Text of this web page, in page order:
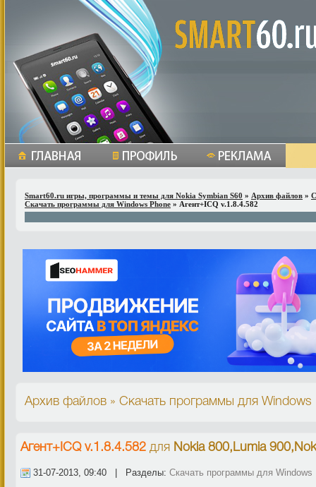
Smart60.ru игры, программы и темы для Nokia Symbian S60 » Архив файлов »
Скачать программы для Windows Phone » Агент+ICQ v.1.8.4.582
Архив файлов » Скачать программы для Windows
Агент+ICQ v.1.8.4.582 для Nokia 800,Lumia
31-07-2013, 09:40 | Разделы: Скачать программы для Windows